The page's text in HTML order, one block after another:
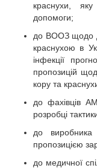
краснухи,
допомоги;
до ВООЗ щодо
краснухою в
інфекції
пропозицій
кору та
до фахівців
розробці
до
пропозицією
до медичної